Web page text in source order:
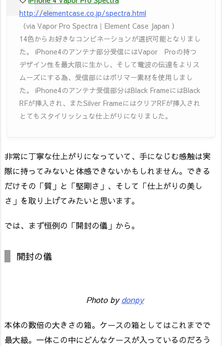
http://elementcase.co.jp/spectra.html
（via Vapor Pro Spectra｜Element Case Japan ）
14色からお好きなコンビネーションが選択可能となりまし
た。 iPhone4のアンテナ部分受信にはVapor Proの持つ
デザイン性を最大限に生かし、そして電波の伝達をよりス
ムーズにする為、受信部にはポリマー素材を使用しまし
た。 iPhone4のアンテナ受信部分はBlack FrameにはBlack
RFが挿入され、またSilver FrameにはクリアRFが挿入され
とてもスタイリッシュな仕上がりになりました。
非常に丁寧な仕上がりになっていて、手になじむ感触は実
際に持ってみないと体感できないかもしれません。できる
だけその「質」と「堅剛さ」、そして「仕上がりの美し
さ」を取り上げてみたいと思います。
では、まず恒例の「開封の儀」から。
開封の儀
Photo bydonpy
本体の数倍の大きさの箱。ケースの箱としてはこれまでで
最大級。一体この中にどんなケースが入っているのだろう